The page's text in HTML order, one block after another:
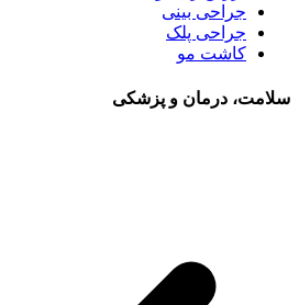
جراحی بینی
جراحی پلک
کاشت مو
سلامت، درمان و پزشکی